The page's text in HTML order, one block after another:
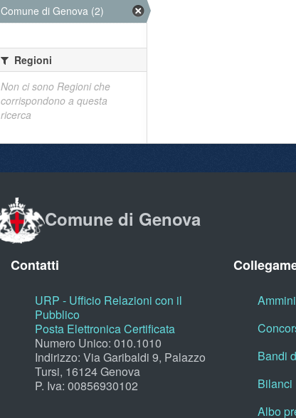
Comune di Genova (2)
Regioni
Non ci sono Regioni che
corrispondono a questa
ricerca
Comune di Genova
Contatti
URP - Ufficio Relazioni con il
Pubblico
Posta Elettronica Certificata
Numero Unico: 010.1010
Indirizzo: Via Garibaldi 9, Palazzo
Tursi, 16124 Genova
P. Iva: 00856930102
Bandi
Bilanci
Albo